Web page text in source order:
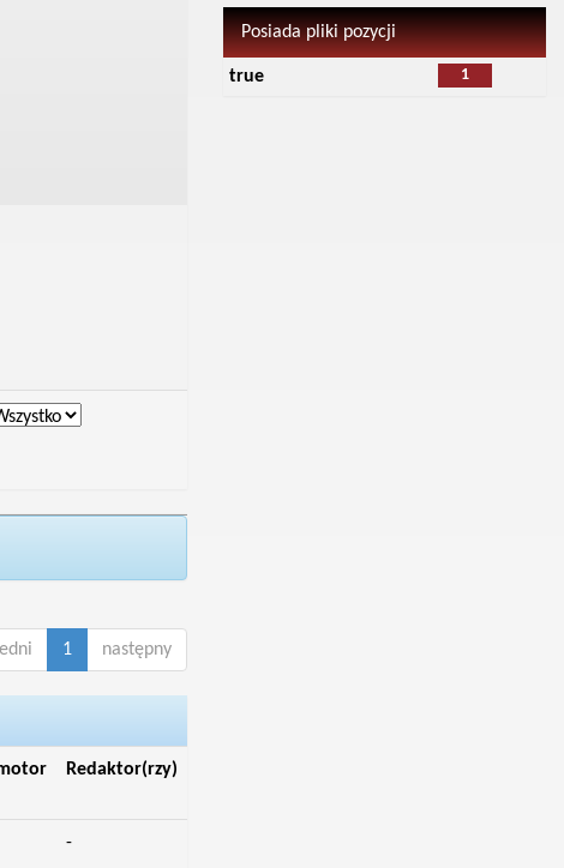
1 następny
Redaktor(rzy)
-
Posiada pliki pozycji
1
true